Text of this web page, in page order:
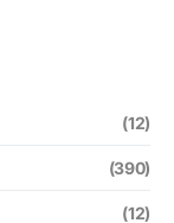
(12)
(390)
(12)